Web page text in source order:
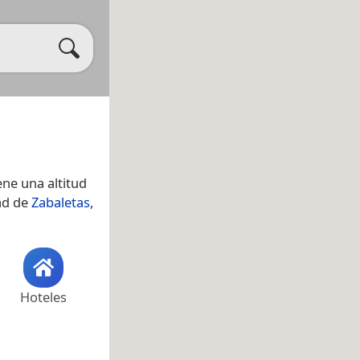
una altitud
deZabaletas,
Hoteles